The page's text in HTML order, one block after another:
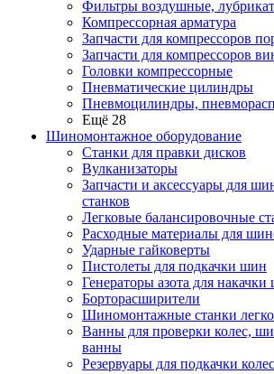
Фильтры воздушные,
Компрессорная арматура
Запчасти для компрессоров
Запчасти для компрессоров
Головки компрессорные
Пневматические цилиндры
Пневмоцилиндры,
Ещё 28
Шиномонтажное оборудование
Станки для правки дисков
Вулканизаторы
Запчасти и аксессуары для
станков
Легковые балансировочные
Расходные материалы для
Ударные гайковерты
Пистолеты для подкачки шин
Генераторы азота для
Борторасширители
Шиномонтажные станки
Ванны для проверки колес,
ванны
Резервуары для подкачки